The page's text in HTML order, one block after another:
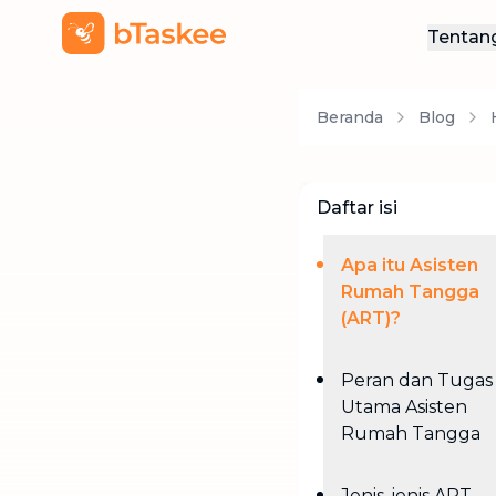
Beranda Blog
Daftar isi
Apa itu Asisten
Rumah Tangga
(ART)?
Peran dan Tugas
Utama Asisten
Rumah Tangga